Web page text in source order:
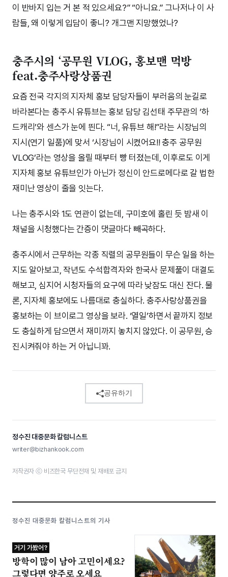
이 반바지 입는 거 본 적 있으세요?” “아니요.” 그나저나 이 사
람들, 왜 이렇게 입담이 좋니? 개그맨 지망했었나?
충주시의 ‘공무원 VLOG, 홍보맨 먹방
feat.충주사랑상품권
요즘 전국 각지의 지자체 홍보 담당자들이 부러움의 눈길로
바라본다는 충주시 유튜브는 홍보 담당 김선태 주무관의 ‘하
드캐리’와 센스가 눈에 띈다. “너, 유튜브 해!”라는 시장님의
지시(연기 일품)에 맞서 ‘시장님이 시켰어요!! 충주 공무원
VLOG’라는 영상을 올릴 때부터 빵 터졌는데, 이후로도 이게
지자체 홍보 유튜브인가 아닌가 정신이 안드로메다로 갈 법한
재미난 영상이 줄을 잇는다.
나는 충주시와 1도 연관이 없는데, 구미호에 홀린 듯 밤새 이
채널을 시청했다는 간증이 댓글마다 빼곡하다.
충주시에서 근무하는 각종 직렬의 공무원들이 무슨 일을 하는
지도 알아보고, 작년도 수석합격자와 한국사 문제풀이 대결도
해보고, 심지어 시청자들의 요구에 따라 낮잠도 대신 잔다. 물
론, 지자체 홍보에도 나름대로 충실하다. 충주사랑상품권을
홍보하는 이 브이로그 영상을 보라. ‘열일’하면서 끝까지 정보
도 충실하게 담으면서 재미까지 놓치지 않았다. 이 공무원, 승
진시켜줘야 하는 거 아닙니꽈.
공유하기
정수진 대중문화 칼럼니스트
writer@bizhankook.com
저작권자 ⓒ 비즈한국 무단전재 및 재배포 금지
정수진 대중문화 칼럼니스트의 기사
거기 가봤어?
방학이 많이 남아 고민이세요?
그렇다면 양주로 오세요